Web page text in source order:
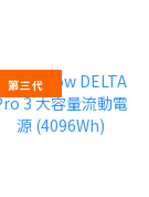
第三代